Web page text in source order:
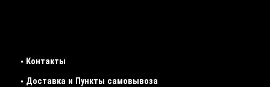
• Контакты
• Доставка и Пункты самовывоза